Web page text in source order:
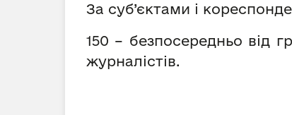
За суб’єктами і
150 – безпосередньо від
журналістів.